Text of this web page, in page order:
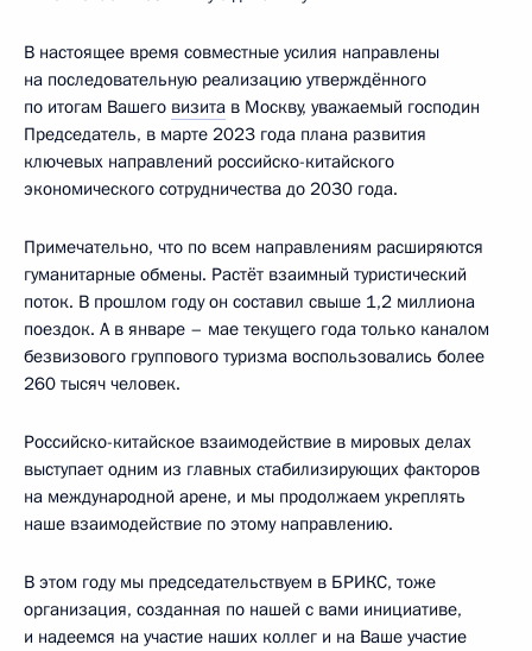
В настоящее время совместные усилия направлены
на последовательную реализацию утверждённого
по итогам Вашего визита в Москву, уважаемый господин
Председатель, в марте 2023 года плана развития
ключевых направлений российско-китайского
экономического сотрудничества до 2030 года.
Примечательно, что по всем направлениям расширяются
гуманитарные обмены. Растёт взаимный туристический
поток. В прошлом году он составил свыше 1,2 миллиона
поездок. А в январе – мае текущего года только каналом
безвизового группового туризма воспользовались более
260 тысяч человек.
Российско-китайское взаимодействие в мировых делах
выступает одним из главных стабилизирующих факторов
на международной арене, и мы продолжаем укреплять
наше взаимодействие по этому направлению.
В этом году мы председательствуем в БРИКС, тоже
организация, созданная по нашей с вами инициативе,
и надеемся на участие наших коллег и на Ваше участие